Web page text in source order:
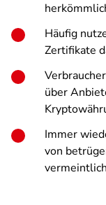
Häufig
Zertifikate
über
Immer
von